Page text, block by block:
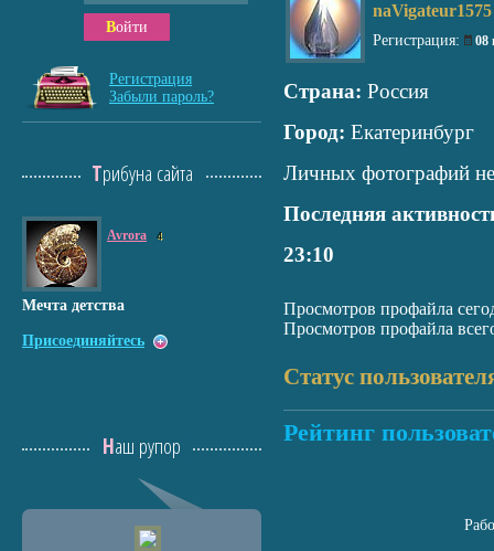
naVigateur1575
Регистрация: 08
Страна: Россия
Город: Екатеринбург
Личных фотографий
Последняя
23:10
Просмотров профайла
Просмотров профайла
Статус
Рейтинг
Войти
Регистрация
Забыли пароль?
Трибуна сайта
Avrora 4
Мечта детства
Присоединяйтесь
Наш рупор